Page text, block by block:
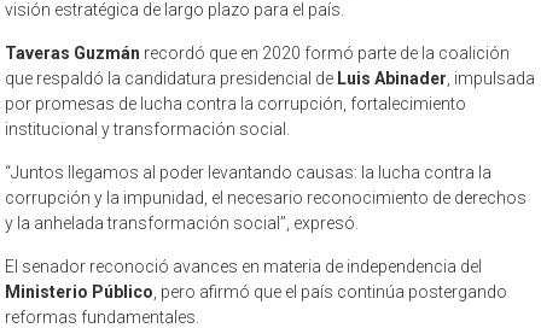
visión estratégica de largo plazo para el país.
Taveras Guzmán recordó que en 2020 formó parte de la coalición
que respaldó la candidatura presidencial de Luis Abinader , impulsada
por promesas de lucha contra la corrupción, fortalecimiento
institucional y transformación social.
“Juntos llegamos al poder levantando causas: la lucha contra la
corrupción y la impunidad, el necesario reconocimiento de derechos
y la anhelada transformación social”, expresó.
El senador reconoció avances en materia de independencia del
Ministerio Público , pero afirmó que el país continúa postergando
reformas fundamentales.